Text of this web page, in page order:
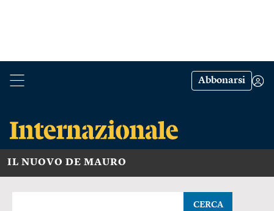
Abbonarsi
IL NUOVO DE MAURO
CERCA